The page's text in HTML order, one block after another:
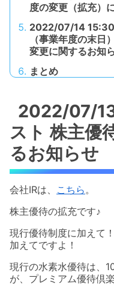
度の変更（拡充）
2022/07/14 15:30
（事業年度の末日
変更に関するお知
まとめ
2022/07/
スト 株主優
るお知らせ
会社IRは、 こちら 。
株主優待の拡充です♪
現行優待制度に加えて
加えてですよ！
現行の水素水優待は、
が、プレミアム優待倶